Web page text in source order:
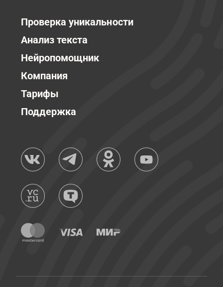
Проверка уникальности
Анализ текста
Нейропомощник
Компания
Тарифы
Поддержка